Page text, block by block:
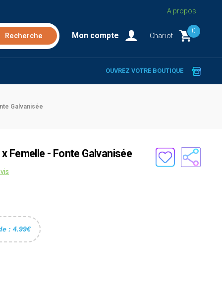
A propos
Mon compte Chariot
0
OUVREZ VOTRE BOUTIQUE
Galvanisée
Femelle - Fonte Galvanisée
: 4.99€